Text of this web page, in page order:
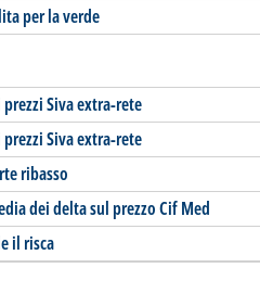
per la verde
Siva extra-rete
Siva extra-rete
ribasso
dei delta sul prezzo Cif Med
il risca